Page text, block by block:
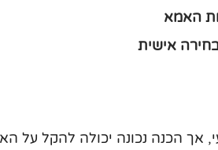
האמא
אישית
אך הכנה נכונה יכולה להקל על